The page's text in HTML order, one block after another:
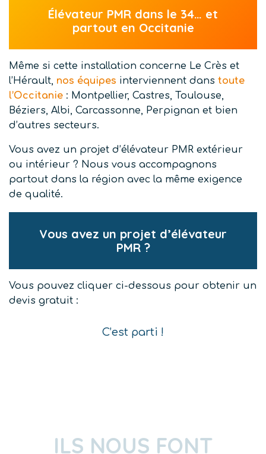
Élévateur PMR dans le 34… et
partout en Occitanie
Même si cette installation concerne Le Crès et
l’Hérault, nos équipes interviennent dans toute
l’Occitanie : Montpellier, Castres, Toulouse,
Béziers, Albi, Carcassonne, Perpignan et bien
d’autres secteurs.
Vous avez un projet d’élévateur PMR extérieur
ou intérieur ? Nous vous accompagnons
partout dans la région avec la même exigence
de qualité.
Vous avez un projet d’élévateur
PMR ?
Vous pouvez cliquer ci-dessous pour obtenir un
devis gratuit :
C’est parti !
ILS NOUS FONT